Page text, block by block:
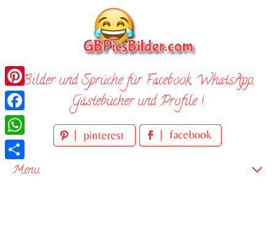
Bilder und Sprüche für Facebook, WhatsApp,
Gästebücher und Profile !
Menu
Pinterest
Facebook
WhatsApp
Teilen